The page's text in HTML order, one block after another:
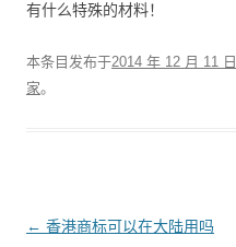
有什么特殊的材料！
本条目发布于2014 年 12 月 11 日
家。
文
← 香港商标可以在大陆用吗